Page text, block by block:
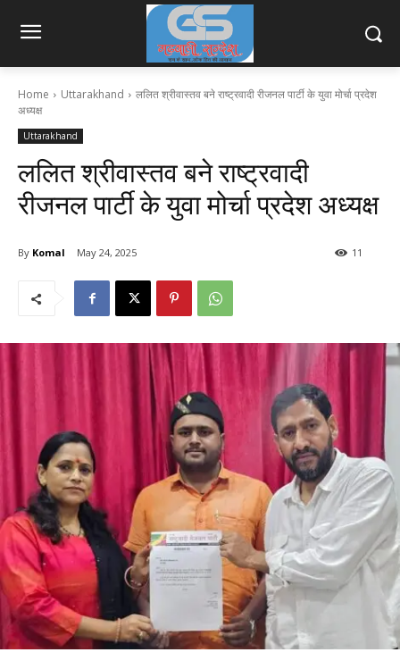
Home Uttarakhand
ललित श्रीवास्तव बने राष्ट्रवादी रीजनल पार्टी के युवा मोर्चा प्रदेश
अध्यक्ष
Uttarakhand
ललित श्रीवास्तव बने राष्ट्रवादी
रीजनल पार्टी के युवा मोर्चा प्रदेश अध्यक्ष
By Komal May 24, 2025 11